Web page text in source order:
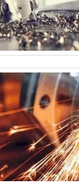
na área;
de alta
atividades;
o
São Bento
deseja
Líder em
de
e